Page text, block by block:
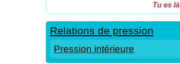
Tu es là
Relations de pression
Pression intérieure